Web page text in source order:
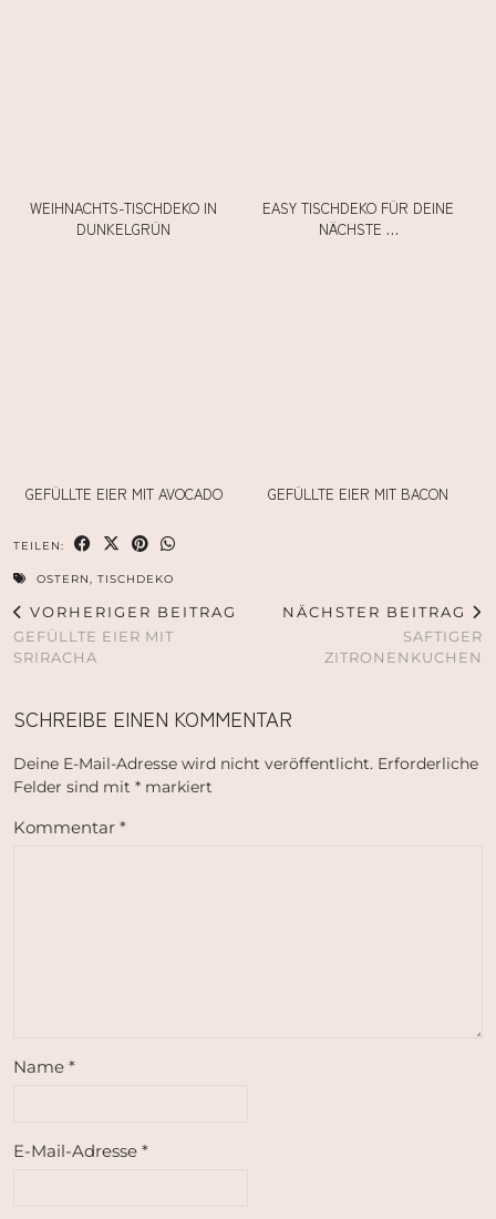
WEIHNACHTS-TISCHDEKO IN
DUNKELGRÜN
EASY TISCHDEKO FÜR DEINE
NÄCHSTE …
GEFÜLLTE EIER MIT AVOCADO GEFÜLLTE EIER MIT BACON
TEILEN:
OSTERN, TISCHDEKO
VORHERIGER BEITRAG
GEFÜLLTE EIER MIT
SRIRACHA
NÄCHSTER BEITRAG
SAFTIGER
ZITRONENKUCHEN
SCHREIBE EINEN KOMMENTAR
Deine E-Mail-Adresse wird nicht veröffentlicht. Erforderliche
Felder sind mit * markiert
Kommentar *
Name *
E-Mail-Adresse *